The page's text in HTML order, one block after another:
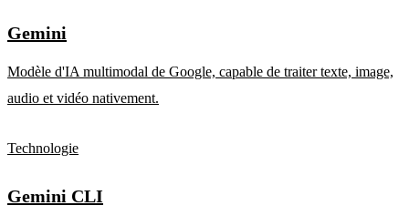
Gemini
Modèle d'IA multimodal de Google, capable de traiter texte, image,
audio et vidéo nativement.
Technologie
Gemini CLI